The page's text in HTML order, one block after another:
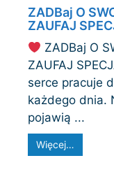
ZADBaj O
ZAUFAJ
ZADBaj O
ZAUFAJ
serce pracuje
każdego dnia.
pojawią ...
Więcej…